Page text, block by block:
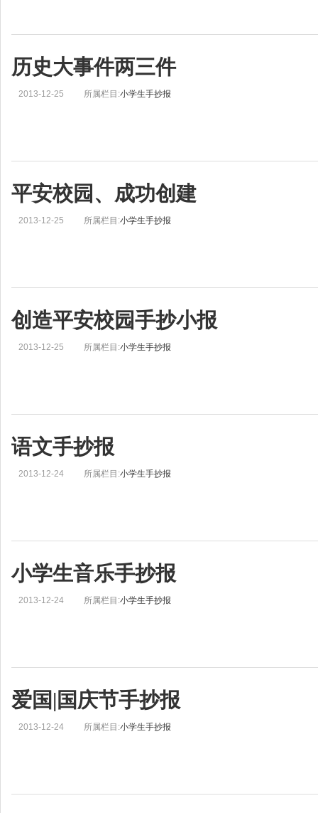
历史大事件两三件
2013-12-25 所属栏目:小学生手抄报
平安校园、成功创建
2013-12-25 所属栏目:小学生手抄报
创造平安校园手抄小报
2013-12-25 所属栏目:小学生手抄报
语文手抄报
2013-12-24 所属栏目:小学生手抄报
小学生音乐手抄报
2013-12-24 所属栏目:小学生手抄报
爱国|国庆节手抄报
2013-12-24 所属栏目:小学生手抄报